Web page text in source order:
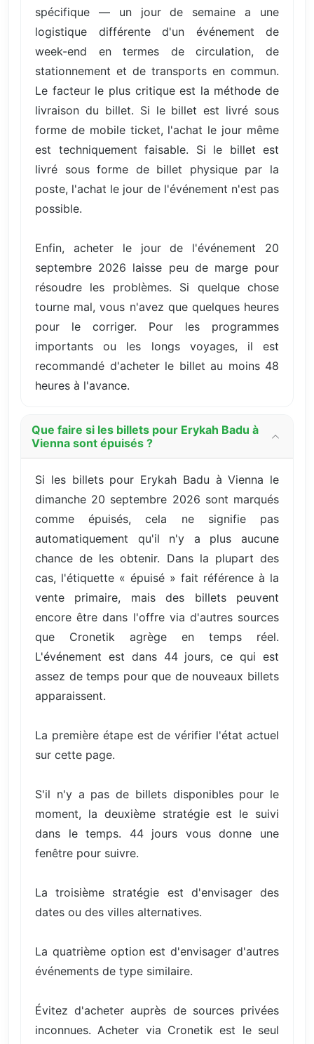
spécifique — un jour de semaine a une
logistique différente d'un événement de
week-end en termes de circulation, de
stationnement et de transports en commun.
Le facteur le plus critique est la méthode de
livraison du billet. Si le billet est livré sous
forme de mobile ticket, l'achat le jour même
est techniquement faisable. Si le billet est
livré sous forme de billet physique par la
poste, l'achat le jour de l'événement n'est pas
possible.
Enfin, acheter le jour de l'événement 20
septembre 2026 laisse peu de marge pour
résoudre les problèmes. Si quelque chose
tourne mal, vous n'avez que quelques heures
pour le corriger. Pour les programmes
importants ou les longs voyages, il est
recommandé d'acheter le billet au moins 48
heures à l'avance.
Que faire si les billets pour Erykah Badu à
Vienna sont épuisés ?
Si les billets pour Erykah Badu à Vienna le
dimanche 20 septembre 2026 sont marqués
comme épuisés, cela ne signifie pas
automatiquement qu'il n'y a plus aucune
chance de les obtenir. Dans la plupart des
cas, l'étiquette « épuisé » fait référence à la
vente primaire, mais des billets peuvent
encore être dans l'offre via d'autres sources
que Cronetik agrège en temps réel.
L'événement est dans 44 jours, ce qui est
assez de temps pour que de nouveaux billets
apparaissent.
La première étape est de vérifier l'état actuel
sur cette page.
S'il n'y a pas de billets disponibles pour le
moment, la deuxième stratégie est le suivi
dans le temps. 44 jours vous donne une
fenêtre pour suivre.
La troisième stratégie est d'envisager des
dates ou des villes alternatives.
La quatrième option est d'envisager d'autres
événements de type similaire.
Évitez d'acheter auprès de sources privées
inconnues. Acheter via Cronetik est le seul